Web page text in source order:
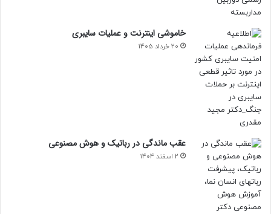
خاموشی اینترنت و عملیات سایبری
20 خرداد 1405
عقب ماندگی در رباتیک و هوش مصنوعی
2 اسفند 1404